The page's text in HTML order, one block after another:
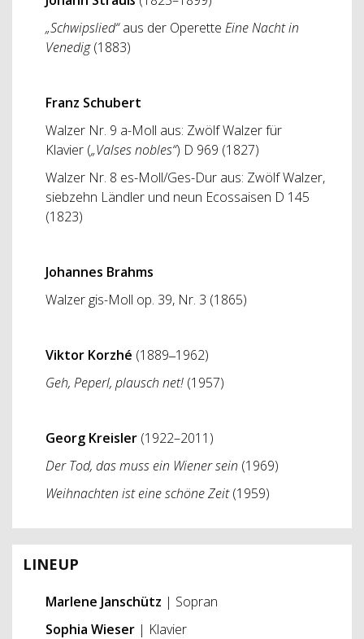
„Schwipslied“aus der Operette Eine Nacht in
Venedig(1883)
Franz Schubert
Walzer Nr. 9 a-Moll aus: Zwölf Walzer für
Klavier („Valses nobles“) D 969 (1827)
Walzer Nr. 8 es-Moll/Ges-Dur aus: Zwölf Walzer,
siebzehn Ländler und neun Ecossaisen D 145
(1823)
Johannes Brahms
Walzer gis-Moll op. 39, Nr. 3 (1865)
Viktor Korzhé (1889‒1962)
Geh, Peperl, plausch net! (1957)
Georg Kreisler (1922–2011)
Der Tod, das muss ein Wiener sein (1969)
Weihnachten ist eine schöne Zeit(1959)
LINEUP
Marlene Janschütz | Sopran
Sophia Wieser | Klavier